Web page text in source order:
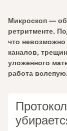
Микроскоп —
ретритменте.
что
каналов,
уложенного
работа вслепую.